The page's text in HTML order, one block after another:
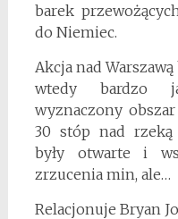
barek
do Niemiec.
Akcja nad
wtedy bardzo
wyznaczony
30 stóp nad rzeką
były otwarte i
zrzucenia min, ale…
Relacjonuje Bryan